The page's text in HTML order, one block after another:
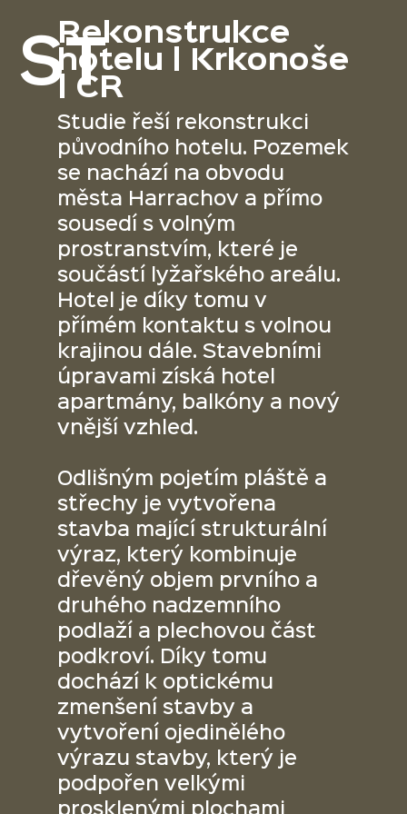
Rekonstrukce
hotelu | Krkonoše
| ČR
Studie řeší rekonstrukci
původního hotelu. Pozemek
se nachází na obvodu
města Harrachov a přímo
sousedí s volným
prostranstvím, které je
součástí lyžařského areálu.
Hotel je díky tomu v
přímém kontaktu s volnou
krajinou dále. Stavebními
úpravami získá hotel
apartmány, balkóny a nový
vnější vzhled.
Odlišným pojetím pláště a
střechy je vytvořena
stavba mající strukturální
výraz, který kombinuje
dřevěný objem prvního a
druhého nadzemního
podlaží a plechovou část
podkroví. Díky tomu
dochází k optickému
zmenšení stavby a
vytvoření ojedinělého
výrazu stavby, který je
podpořen velkými
ST